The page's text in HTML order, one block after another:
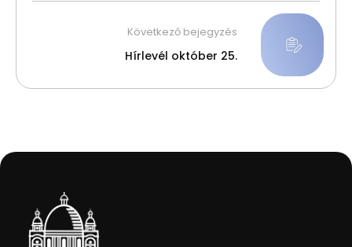
Következő bejegyzés
Hírlevél október 25.